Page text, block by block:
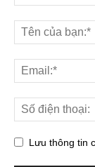
Lưu thông tin